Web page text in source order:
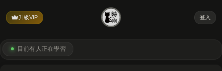
升級VIP 登入
目前有 人正在學習